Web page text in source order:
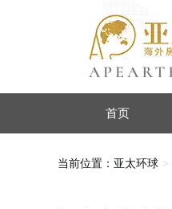
首页
当前位置： 亚太环球